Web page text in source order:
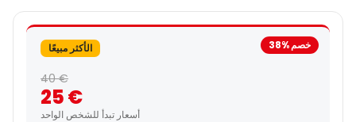
خصم %38 الأكثر مبيعًا
40 €
25 €
أسعار تبدأ للشخص الواحد